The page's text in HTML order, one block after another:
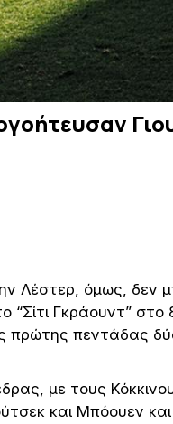
Λέστερ, όμως, δεν
Γκράουντ” στο
πρώτης πεντάδας
με τους
και Μπόουεν